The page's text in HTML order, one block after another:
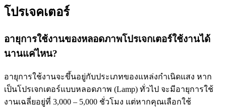
โปรเจคเตอร์
อายุการใช้งานของหลอดภาพโปรเจกเตอร์ใช้งานได้
นานแค่ไหน?
อายุการใช้งานจะขึ้นอยู่กับประเภทของแหล่งกำเนิดแสง หาก
เป็นโปรเจกเตอร์แบบหลอดภาพ (Lamp) ทั่วไป จะมีอายุการใช้
งานเฉลี่ยอยู่ที่ 3,000 – 5,000 ชั่วโมง แต่หากคุณเลือกใช้